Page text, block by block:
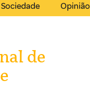
Sociedade Opinião
de